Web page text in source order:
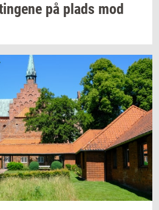
på plads mod